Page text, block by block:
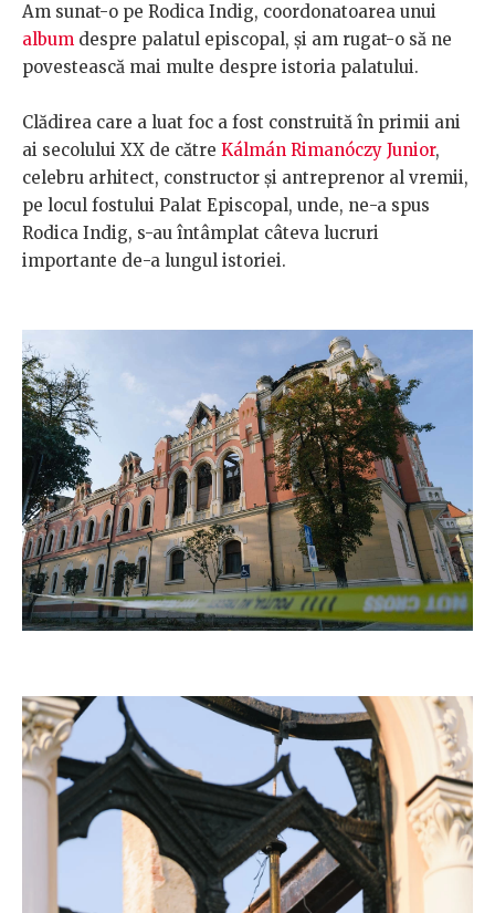
Am sunat-o pe Rodica Indig, coordonatoarea unui
album despre palatul episcopal, și am rugat-o să ne
povestească mai multe despre istoria palatului.
Clădirea care a luat foc a fost construită în primii ani
ai secolului XX de către Kálmán Rimanóczy Junior,
celebru arhitect, constructor și antreprenor al vremii,
pe locul fostului Palat Episcopal, unde, ne-a spus
Rodica Indig, s-au întâmplat câteva lucruri
importante de-a lungul istoriei.